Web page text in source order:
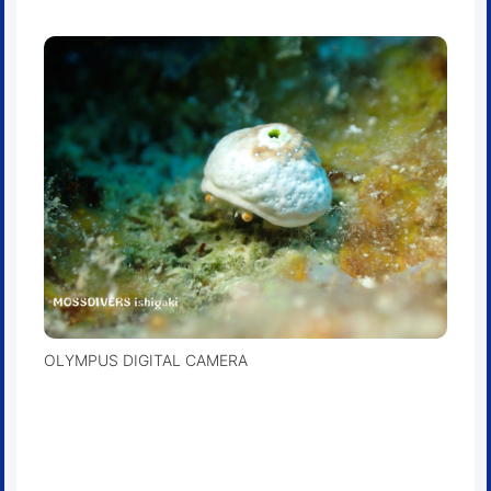
OLYMPUS DIGITAL CAMERA